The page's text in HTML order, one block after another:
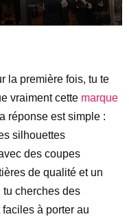
la première fois, tu te
vraiment cette marque
réponse est simple :
silhouettes
des coupes
de qualité et un
tu cherches des
à porter au